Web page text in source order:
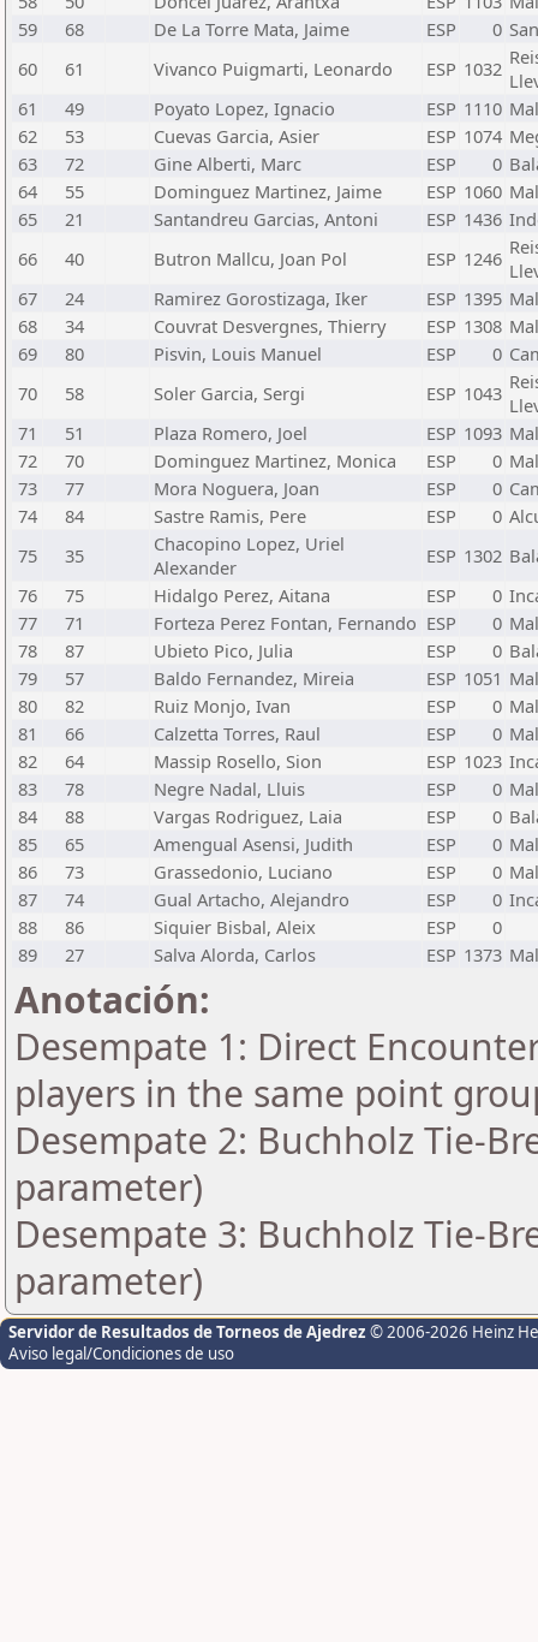
59
68 De La Torre Mata, Jaime ESP 0
60
61 Vivanco Puigmarti, Leonardo ESP 1032
61
49 Poyato Lopez, Ignacio ESP 1110
62
53 Cuevas Garcia, Asier ESP 1074
63
72 Gine Alberti, Marc ESP 0
64
55 Dominguez Martinez, Jaime ESP 1060
65
21 Santandreu Garcias, Antoni ESP 1436
66
40 Butron Mallcu, Joan Pol ESP 1246
67
24 Ramirez Gorostizaga, Iker ESP 1395
68
34 Couvrat Desvergnes, Thierry ESP 1308
69
80 Pisvin, Louis Manuel ESP 0
70
58 Soler Garcia, Sergi ESP 1043
71
51 Plaza Romero, Joel ESP 1093
72
70 Dominguez Martinez, Monica ESP 0
73
77 Mora Noguera, Joan ESP 0
74
84 Sastre Ramis, Pere ESP 0
75
35
Chacopino Lopez, Uriel
Alexander
ESP 1302
76
75 Hidalgo Perez, Aitana ESP 0
77
71 Forteza Perez Fontan, Fernando ESP 0
78
87 Ubieto Pico, Julia ESP 0
79
57 Baldo Fernandez, Mireia ESP 1051
80
82 Ruiz Monjo, Ivan ESP 0
81
66 Calzetta Torres, Raul ESP 0
82
64 Massip Rosello, Sion ESP 1023
83
78 Negre Nadal, Lluis ESP 0
84
88 Vargas Rodriguez, Laia ESP 0
85
65 Amengual Asensi, Judith ESP 0
86
73 Grassedonio, Luciano ESP 0
87
74 Gual Artacho, Alejandro ESP 0
88
86 Siquier Bisbal, Aleix ESP
0
89
27 Salva Alorda, Carlos ESP 1373
Anotación:
Desempate 1: Direct
players in the same point
Desempate 2: Buchholz Tie-
parameter)
Desempate 3: Buchholz Tie-
parameter)
Servidor de Resultados de Torneos de Ajedrez © 2006-2026 Heinz
Aviso legal/Condiciones de uso